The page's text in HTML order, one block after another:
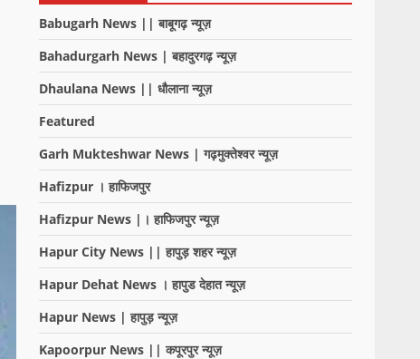
Babugarh News || बाबूगढ़ न्यूज़
Bahadurgarh News | बहादुरगढ़ न्यूज़
Dhaulana News || धौलाना न्यूज़
Featured
Garh Mukteshwar News | गढ़मुक्तेश्वर न्यूज़
Hafizpur । हाफिजपुर
Hafizpur News |। हाफिजपुर न्यूज़
Hapur City News || हापुड़ शहर न्यूज़
Hapur Dehat News । हापुड देहात न्यूज़
Hapur News | हापुड़ न्यूज़
Kapoorpur News || कपूरपुर न्यूज़